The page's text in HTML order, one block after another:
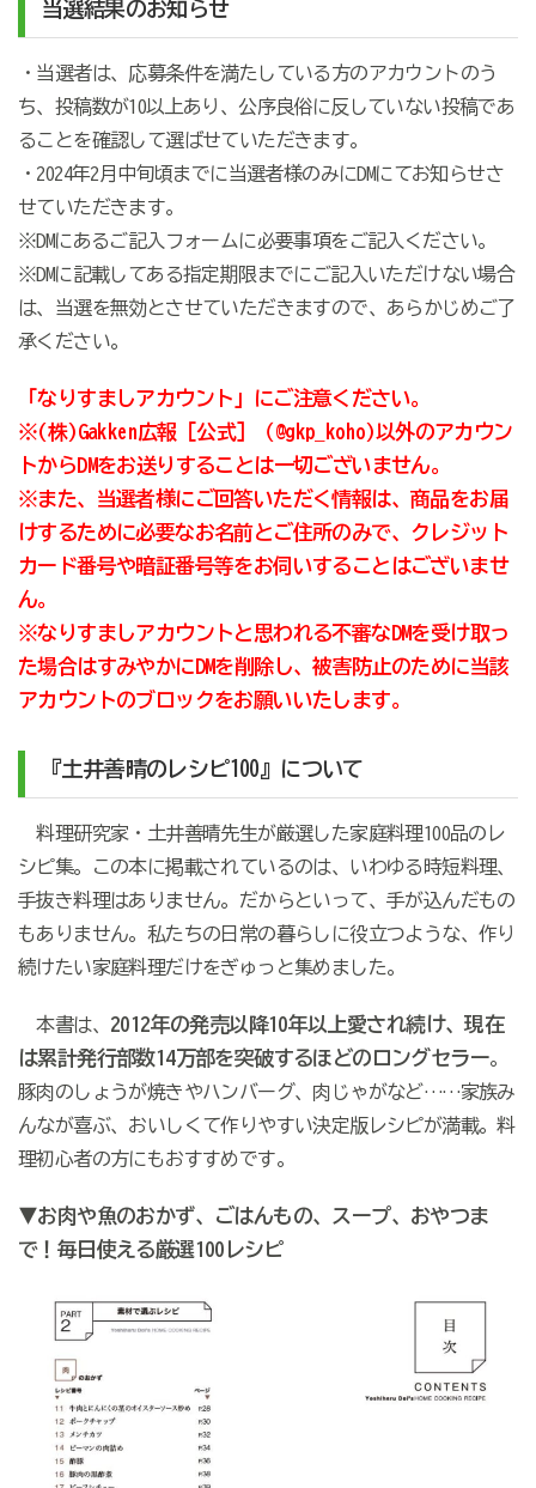
当選結果のお知らせ
・当選者は、応募条件を満たしている方のアカウントのう
ち、投稿数が10以上あり、公序良俗に反していない投稿であ
ることを確認して選ばせていただきます。
・2024年2月中旬頃までに当選者様のみにDMにてお知らせさ
せていただきます。
※DMにあるご記入フォームに必要事項をご記入ください。
※DMに記載してある指定期限までにご記入いただけない場合
は、当選を無効とさせていただきますので、あらかじめご了
承ください。
「なりすましアカウント」にご注意ください。
※(株)Gakken広報［公式］（@gkp_koho)以外のアカウン
トからDMをお送りすることは一切ございません。
※また、当選者様にご回答いただく情報は、商品をお届
けするために必要なお名前とご住所のみで、クレジット
カード番号や暗証番号等をお伺いすることはございませ
ん。
※なりすましアカウントと思われる不審なDMを受け取っ
た場合はすみやかにDMを削除し、被害防止のために当該
アカウントのブロックをお願いいたします。
『土井善晴のレシピ100』について
料理研究家・土井善晴先生が厳選した家庭料理100品のレ
シピ集。この本に掲載されているのは、いわゆる時短料理、
手抜き料理はありません。だからといって、手が込んだもの
もありません。私たちの日常の暮らしに役立つような、作り
続けたい家庭料理だけをぎゅっと集めました。
本書は、 2012年の発売以降10年以上愛され続け、現在
は累計発行部数14万部を突破するほどのロングセラー。
豚肉のしょうが焼きやハンバーグ、肉じゃがなど……家族み
んなが喜ぶ、おいしくて作りやすい決定版レシピが満載。料
理初心者の方にもおすすめです。
▼お肉や魚のおかず、ごはんもの、スープ、おやつま
で！毎日使える厳選100レシピ